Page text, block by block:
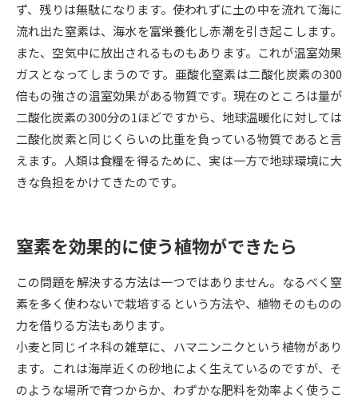
SELFBRAND特集ページ
オープンキャンパスなどを調べる
オープンキャンパス検索 実施プログラムから探す
来場型・Web型イベント特集 夢ナビライブ
志望校・出願校を調べる
併願校選び
先輩が入学を決めた理由 テレメール全国一斉進学調査
ず、残りは無駄になります。使われずに土の中を流れて海に
流れ出た窒素は、海水を富栄養化し赤潮を引き起こします。
また、空気中に放出されるものもあります。これが温室効果
ガスとなってしまうのです。亜酸化窒素は二酸化炭素の300
倍もの強さの温室効果がある物質です。現在のところは量が
二酸化炭素の300分の1ほどですから、地球温暖化に対しては
二酸化炭素と同じくらいの比重を負っている物質であると言
えます。人類は食糧を得るために、実は一方で地球環境に大
きな負担をかけてきたのです。
窒素を効果的に使う植物ができたら
この問題を解決する方法は一つではありません。なるべく窒
素を多く使わないで栽培するという方法や、植物そのものの
力を借りる方法もあります。
小麦と同じイネ科の雑草に、ハマニンニクという植物があり
ます。これは海岸近くの砂地によく生えているのですが、そ
のような場所で育つからか、わずかな肥料を効率よく使うこ